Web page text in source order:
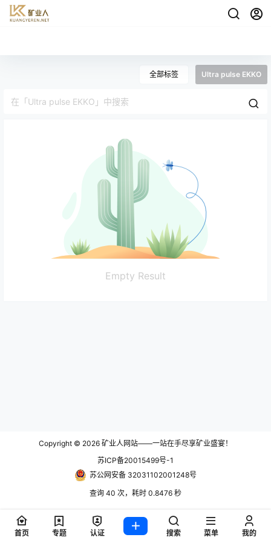
全部标签 Ultra pulse EKKO
Empty Result
Copyright © 2026 矿业人网站——一站在手尽享矿业盛宴！
苏ICP备20015499号-1
苏公网安备 32031102001248号
查询 40 次，耗时 0.8476 秒
首页 专题 认证 搜索 菜单 我的